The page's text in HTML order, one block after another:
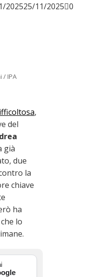
202525/11/2025 0
/ IPA
,
del
già
due
la
chiave
ha
lo